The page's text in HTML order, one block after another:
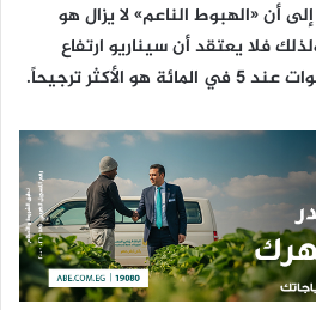
أن «الهبوط الناعم» لا يزال هو
فلا يعتقد أن سيناريو ارتفاع